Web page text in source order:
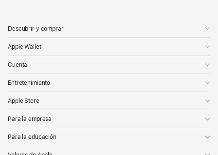
Descubrir y comprar
Apple Wallet
Cuenta
Entretenimiento
Apple Store
Para la empresa
Para la educación